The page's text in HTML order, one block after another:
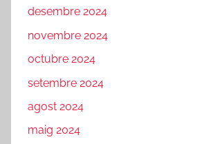
desembre 2024
novembre 2024
octubre 2024
setembre 2024
agost 2024
maig 2024